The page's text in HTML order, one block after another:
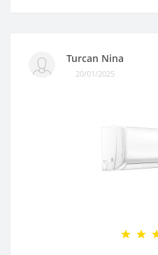
Turcan Nina
20/01/2025